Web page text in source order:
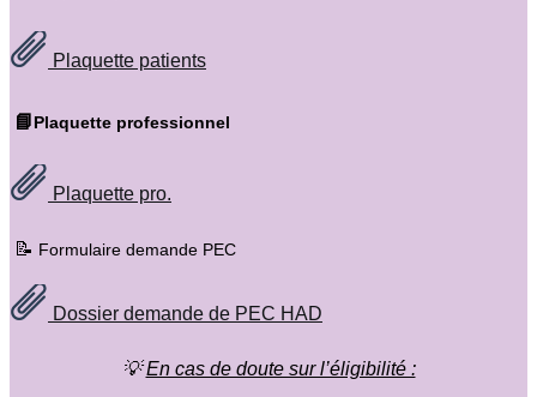
Plaquette patients
📘Plaquette professionnel
Plaquette pro.
📝 Formulaire demande PEC
Dossier demande de PEC HAD
💡En cas de doute sur l’éligibilité :